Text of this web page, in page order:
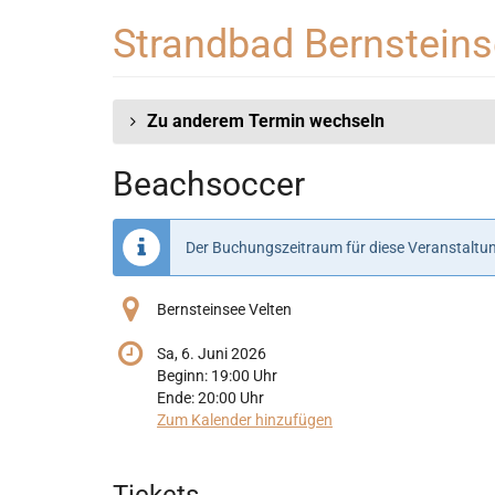
Strandbad
Zu anderem Termin wechseln
Beachsoccer
Der Buchungszeitraum für diese
Bernsteinsee Velten
Sa, 6. Juni 2026
Beginn: 19:00 Uhr
Ende:20:00 Uhr
Zum Kalender hinzufügen